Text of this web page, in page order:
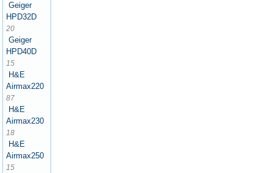
Geiger
HPD32D
20
Geiger
HPD40D
15
H&E
Airmax220
87
H&E
Airmax230
18
H&E
Airmax250
15